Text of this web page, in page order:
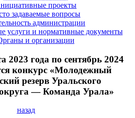
проекты
задаваемые вопросы
администрации
услуги и нормативные документы
и организации
2023 года по сентябрь 2024
конкурс «Молодежный
резерв Уральского
— Команда Урала»
назад